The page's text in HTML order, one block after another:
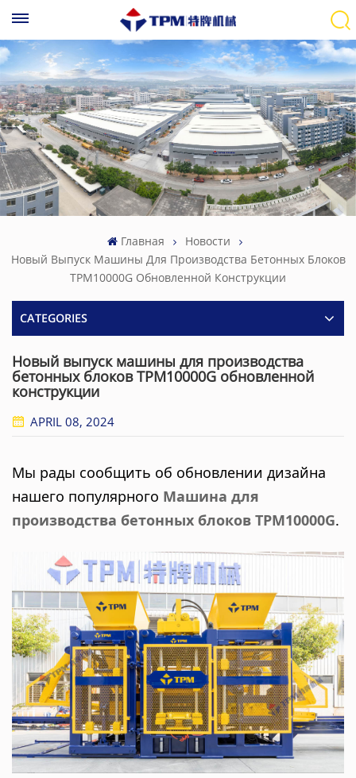
Главная
Новости
Новый Выпуск Машины Для Производства Бетонных Блоков
TPM10000G Обновленной Конструкции
CATEGORIES
Новый выпуск машины для производства
бетонных блоков TPM10000G обновленной
конструкции
APRIL 08, 2024
Мы рады сообщить об обновлении дизайна
нашего популярного Машина для
производства бетонных блоков TPM10000G.